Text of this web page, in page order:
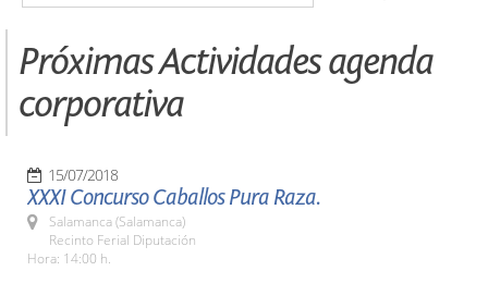
Próximas Actividades agenda
corporativa
15/07/2018
XXXI Concurso Caballos Pura Raza.
Salamanca (Salamanca)
Recinto Ferial Diputación
Hora: 14:00 h.